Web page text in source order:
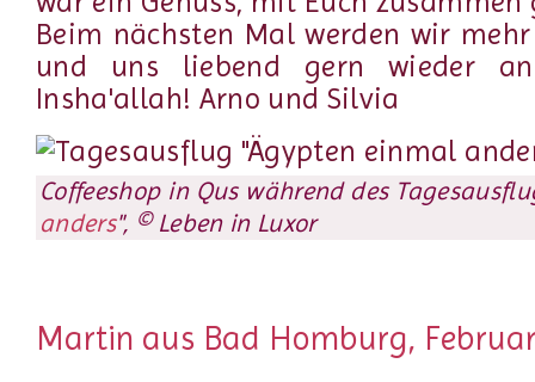
Beim nächsten Mal werden wir
und uns liebend gern wieder an
Insha'allah! Arno und Silvia
Coffeeshop in Qus während des
anders", © Leben in Luxor
Martin aus Bad Homburg,